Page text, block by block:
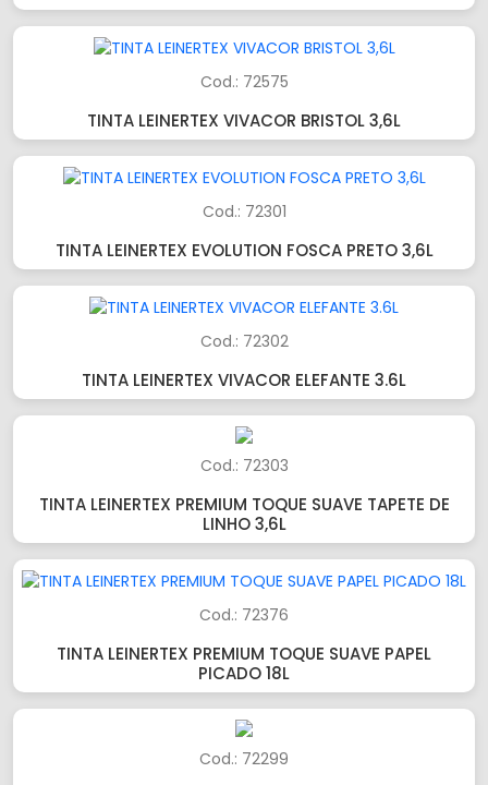
Cod.: 72575
TINTA LEINERTEX VIVACOR BRISTOL 3,6L
Cod.: 72301
TINTA LEINERTEX EVOLUTION FOSCA PRETO 3,6L
Cod.: 72302
TINTA LEINERTEX VIVACOR ELEFANTE 3.6L
Cod.: 72303
TINTA LEINERTEX PREMIUM TOQUE SUAVE TAPETE DE
LINHO 3,6L
Cod.: 72376
TINTA LEINERTEX PREMIUM TOQUE SUAVE PAPEL
PICADO 18L
Cod.: 72299